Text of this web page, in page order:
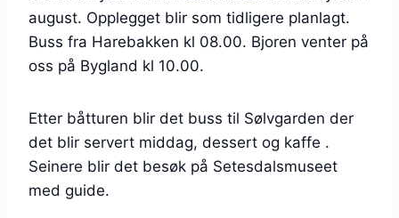
august. Opplegget blir som tidligere planlagt.
Buss fra Harebakken kl 08.00. Bjoren venter på
oss på Bygland kl 10.00.
Etter båtturen blir det buss til Sølvgarden der
det blir servert middag, dessert og kaffe .
Seinere blir det besøk på Setesdalsmuseet
med guide.